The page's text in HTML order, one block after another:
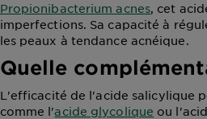
Propionibacterium acnes, cet
imperfections. Sa capacité à
les peaux à tendance acnéique.
Quelle
L'efficacité de l'acide salicylique
comme l'acide glycolique ou